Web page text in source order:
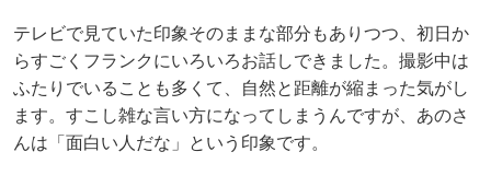
テレビで見ていた印象そのままな部分もありつつ、初日か
らすごくフランクにいろいろお話しできました。撮影中は
ふたりでいることも多くて、自然と距離が縮まった気がし
ます。すこし雑な言い方になってしまうんですが、あのさ
んは「面白い人だな」という印象です。